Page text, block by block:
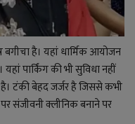
बगीचा है। यहां धार्मिक आयोजन
पार्किंग की भी सुविधा नहीं
टंकी बेहद जर्जर है जिससे कभी
संजीवनी क्लीनिक बनाने पर